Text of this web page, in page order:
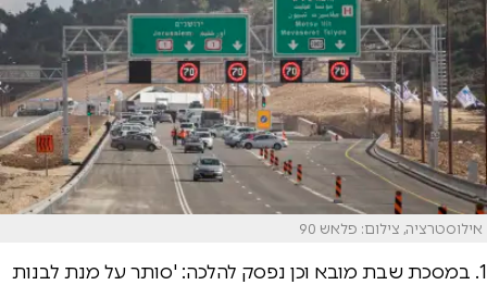
אילוסטרציה, צילום: פלאש 90
1. במסכת שבת מובא וכן נפסק להלכה: 'סותר על מנת לבנות